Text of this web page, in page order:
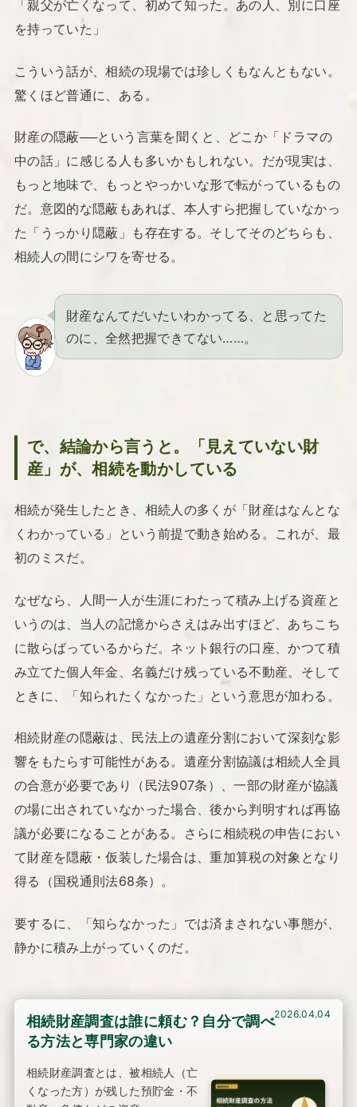
「親父が亡くなって、初めて知った。あの人、別に口座
を持っていた」
こういう話が、相続の現場では珍しくもなんともない。
驚くほど普通に、ある。
財産の隠蔽──という言葉を聞くと、どこか「ドラマの
中の話」に感じる人も多いかもしれない。だが現実は、
もっと地味で、もっとやっかいな形で転がっているもの
だ。意図的な隠蔽もあれば、本人すら把握していなかっ
た「うっかり隠蔽」も存在する。そしてそのどちらも、
相続人の間にシワを寄せる。
財産なんてだいたいわかってる、と思ってた
のに、全然把握できてない……。
で、結論から言うと。「見えていない財
産」が、相続を動かしている
相続が発生したとき、相続人の多くが「財産はなんとな
くわかっている」という前提で動き始める。これが、最
初のミスだ。
なぜなら、人間一人が生涯にわたって積み上げる資産と
いうのは、当人の記憶からさえはみ出すほど、あちこち
に散らばっているからだ。ネット銀行の口座、かつて積
み立てた個人年金、名義だけ残っている不動産。そして
ときに、「知られたくなかった」という意思が加わる。
相続財産の隠蔽は、民法上の遺産分割において深刻な影
響をもたらす可能性がある。遺産分割協議は相続人全員
の合意が必要であり（民法907条）、一部の財産が協議
の場に出されていなかった場合、後から判明すれば再協
議が必要になることがある。さらに相続税の申告におい
て財産を隠蔽・仮装した場合は、重加算税の対象となり
得る（国税通則法68条）。
要するに、「知らなかった」では済まされない事態が、
静かに積み上がっていくのだ。
相続財産調査は誰に頼む？自分で調べ
る方法と専門家の違い
相続財産調査とは、被相続人（亡
くなった方）が残した預貯金・不
2026.04.04